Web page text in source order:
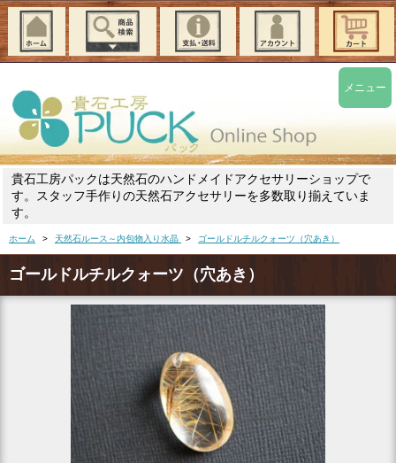
貴石工房パックは天然石のハンドメイドアクセサリーショップで
す。スタッフ手作りの天然石アクセサリーを多数取り揃えていま
す。
ホーム > 天然石ルース～内包物入り水晶 > ゴールドルチルクォーツ（穴あき）
ゴールドルチルクォーツ（穴あき）
メニュー